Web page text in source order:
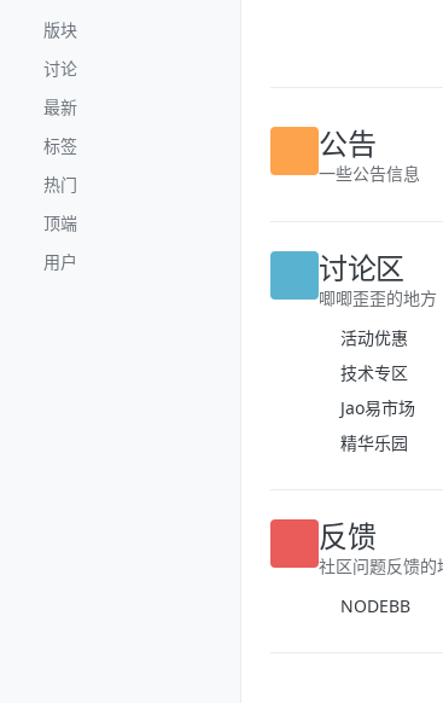
版块
讨论
最新
标签
热门
顶端
用户
公告
讨论区
唧唧歪歪的地方
活动优惠
技术专区
Jao易市场
反馈
社区问题反馈的